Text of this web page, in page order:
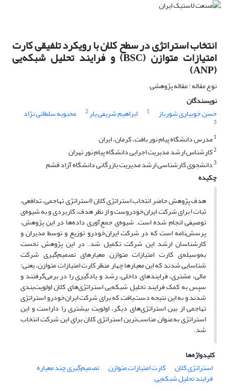
انتخاب استراتژی در سطح کلان با رویکرد تلفیقی کارت
امتیازات متوازن (BSC) و فرایند تحلیل شبکه‌یی
(ANP)
نوع مقاله : مقاله پژوهشی
نویسندگان
حسن خوبیاری شورباز
1 ابراهیم شریفی یار2 محبوبه سلطانی نژاد
3
1مدرس دانشگاه پیام نور بافت، کرمان، ایران
2کارشناس ارشد مدیریت اجرایی دانشگاه پیام نور تهران
3دانشجوی کارشناسی ارشد مدیریت بازرگانی دانشگاه آزاد قشم
چکیده
هدف پژوهش حاضر انتخاب استراتژی کلان (استراتژی تهاجمی، تدافعی،
ثبات) برای شرکت ایران‌خودروست و از نظر هدف، کاربردی و به شیوه‌ی
توصیفی انجام شده است. شیوه‌ی جمع‌آوری داده‌ها در این پژوهش،
پرسش‌نامه است که در شرکت ایران‌خودرو توزیع و توسط مدیران و
کارشناسان ارشد این شرکت تکمیل شد. در این پژوهش نخست
به‌وسیله‌ی کارت امتیازات متوازن معیارهای تصمیم‌گیری شرکت
شناسایی شدند که این معیارها چهار منظر کارت امتیازات متوازن، یعنی:
مالی، مشتری، فرایندهای داخلی، رشد و یادگیری را در برمی‌گرفتند و
سپس به کمک فرایند تحلیل شبکه‌یی استراتژی‌های کلان اولویت‌بندی
شدند و به این نتیجه دست‌یافت که برای شرکت ایران‌خودرو استراتژی
تهاجمی از بین استراتژی‌های دیگر، اولویت بیشتری را داراست و این
استراتژی به‌عنوان مناسب‌ترین استراتژی کلان برای این شرکت انتخاب
شد.
کلیدواژه‌ها
استراتژی کلان
کارت امتیازات متوازن تصمیم‌گیری چند معیاره
فرایند تحلیل شبکه‌یی